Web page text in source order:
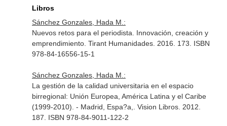
Libros
Sánchez Gonzales, Hada M.:
Nuevos retos para el periodista. Innovación, creación y
emprendimiento. Tirant Humanidades. 2016. 173. ISBN
978-84-16556-15-1
Sánchez Gonzales, Hada M.:
La gestión de la calidad universitaria en el espacio
birregional: Unión Europea, América Latina y el Caribe
(1999-2010). - Madrid, Espa?a,. Vision Libros. 2012.
187. ISBN 978-84-9011-122-2